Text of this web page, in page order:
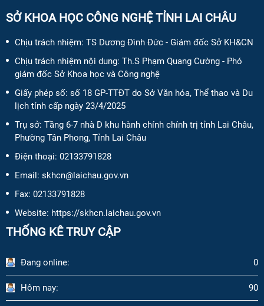
SỞ KHOA HỌC CÔNG NGHỆ TỈNH LAI CHÂU
Chịu trách nhiệm: TS Dương Đình Đức - Giám đốc Sở KH&CN
Chịu trách nhiệm nội dung: Th.S Phạm Quang Cường - Phó
giám đốc Sở Khoa học và Công nghệ
Giấy phép số: số 18 GP-TTĐT do Sở Văn hóa, Thể thao và Du
lịch tỉnh cấp ngày 23/4/2025
Trụ sở: Tầng 6-7 nhà D khu hành chính chính trị tỉnh Lai Châu,
Phường Tân Phong, Tỉnh Lai Châu
Điện thoại: 02133791828
Email: skhcn@laichau.gov.vn
Fax: 02133791828
Website: https://skhcn.laichau.gov.vn
THỐNG KÊ TRUY CẬP
Đang online: 0
Hôm nay: 90